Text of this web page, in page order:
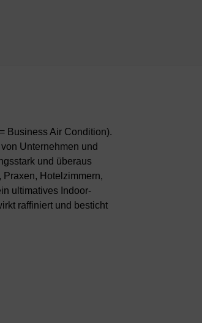
Business Air Condition).
Unternehmen und
und überaus
Hotelzimmern,
ultimatives Indoor-
raffiniert und besticht